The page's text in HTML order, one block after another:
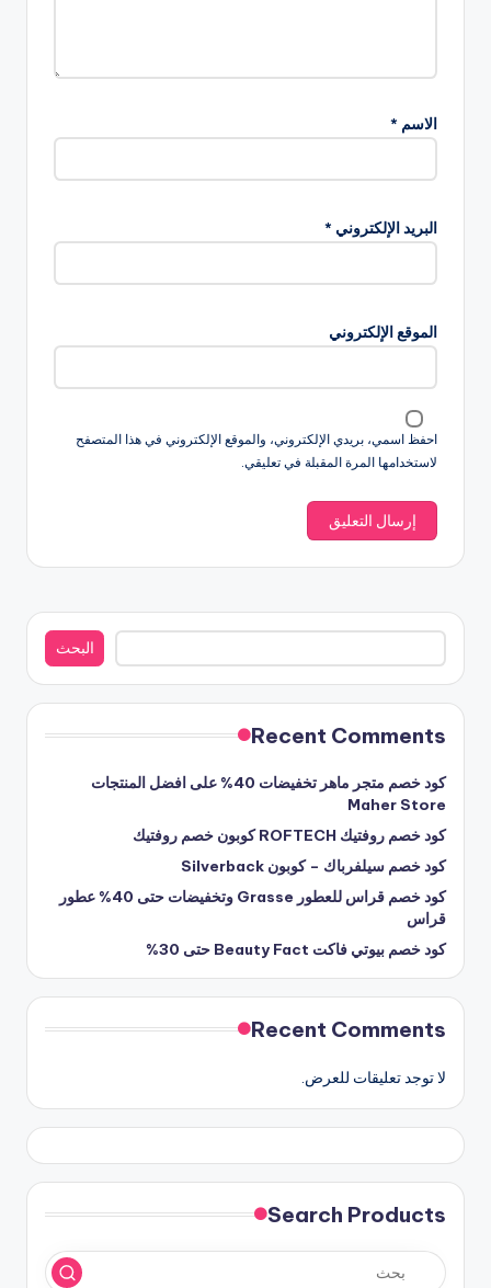
الاسم *
البريد الإلكتروني *
الموقع الإلكتروني
احفظ اسمي، بريدي الإلكتروني، والموقع الإلكتروني في هذا المتصفح
لاستخدامها المرة المقبلة في تعليقي.
البحث
البحث
Recent Comments
كود خصم متجر ماهر تخفيضات 40% على افضل المنتجات
Maher Store
كود خصم روفتيك ROFTECH كوبون خصم روفتيك
كود خصم سيلفرباك – كوبون Silverback
كود خصم قراس للعطور Grasse وتخفيضات حتى 40% عطور
قراس
كود خصم بيوتي فاكت Beauty Fact حتى 30%
Recent Comments
لا توجد تعليقات للعرض.
Search Products